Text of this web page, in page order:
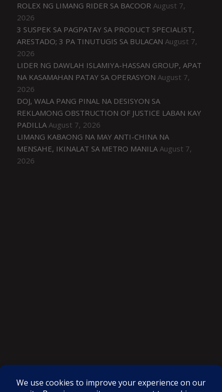
ROLEX NG LIMANG RIDER SA BACOOR August 7,
2026
3 SUSPEK SA PAGPATAY SA PRODUCT SPECIALIST,
ARESTADO; 3 PA TINUTUGIS SA BULACAN August 7,
2026
LIDER NG DAWLAH ISLAMIYA-HASSAN GROUP, APAT
NA KASAMAHAN PATAY SA OPERASYON August 7,
2026
DOJ, WALA PANG PINAL NA DESISYON SA
REKLAMONG OBSTRUCTION OF JUSTICE LABAN KAY
PADILLA August 7, 2026
LIMANG KABAONG NA MAY ANTI-CHINA NA
MENSAHE, IKINALAT SA METRO MANILA August 7,
2026